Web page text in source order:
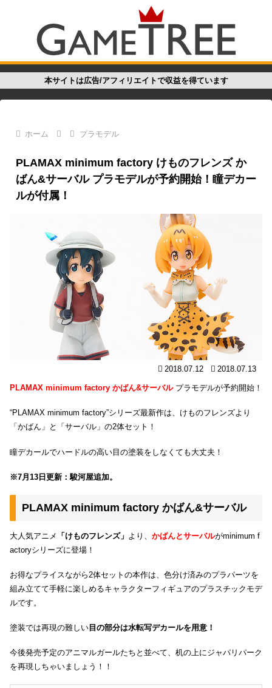
本サイトは広告/アフィリエイトで収益を得ています
ホーム プラモデル
PLAMAX minimum factory けものフレンズ か
ばん&サーバル プラモデルが予約開始！瞳デカー
ルが付属！
2018.07.12 2018.07.13
PLAMAX minimum factory かばん&サーバル プラモデルが予約開始！
“PLAMAX minimum factory”シリーズ最新作は、けものフレンズより
「かばん」と「サーバル」の2体セット！
瞳デカールでハードルの高い目の塗装をしなくても大丈夫！
※7月13日更新：駿河屋追加。
PLAMAX minimum factory かばん&サーバル
大人気アニメ 「けものフレンズ」 より、 かばんとサーバルがminimum f
actoryシリーズに登場！
お得なプライスながら2体セットの本作は、色分け済みのプラパーツを
組み立てて手軽に楽しめるキャラクターフィギュアのプラスチックモデ
ルです。
塗装では再現の難しい 目の部分は水転写デカールを用意！
今後発売予定のアニマルガールたちと並べて、机の上にジャパリパーク
を再現しちゃいましょう！！